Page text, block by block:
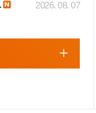
2026. 08. 07